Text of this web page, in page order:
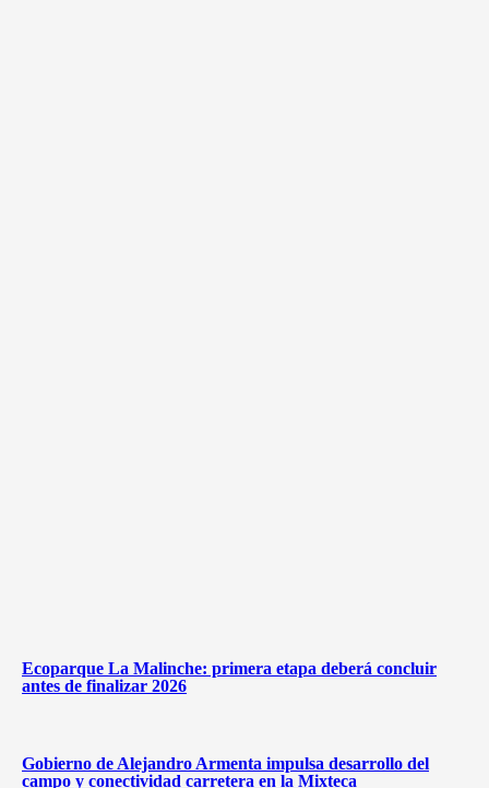
Ecoparque La Malinche: primera etapa deberá concluir
antes de finalizar 2026
Gobierno de Alejandro Armenta impulsa desarrollo del
campo y conectividad carretera en la Mixteca